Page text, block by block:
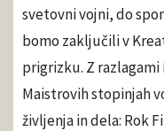
svetovni vojni, do
bomo zaključili v
prigrizku. Z razlagami
Maistrovih stopinjah
življenja in dela: Rok